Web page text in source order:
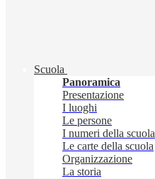
Scuola
Panoramica
Presentazione
I luoghi
Le persone
I numeri della scuola
Le carte della scuola
Organizzazione
La storia